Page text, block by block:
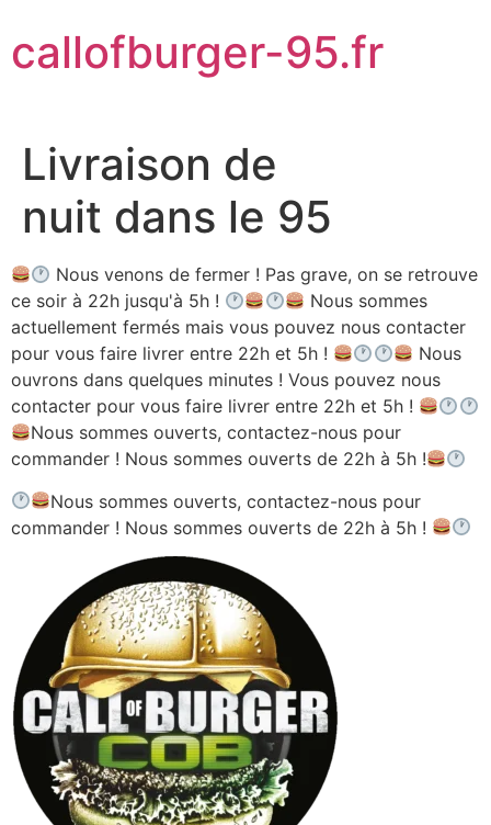
contenu
callofburger-95.fr
Livraison de
nuit dans le 95
Nous venons de fermer ! Pas grave, on se retrouve
ce soir à 22h jusqu'à 5h !
Nous sommes
actuellement fermés mais vous pouvez nous contacter
pour vous faire livrer entre 22h et 5h !
Nous
ouvrons dans quelques minutes ! Vous pouvez nous
contacter pour vous faire livrer entre 22h et 5h !
Nous sommes ouverts, contactez-nous pour
commander ! Nous sommes ouverts de 22h à 5h !
Nous sommes ouverts, contactez-nous pour
commander ! Nous sommes ouverts de 22h à 5h !